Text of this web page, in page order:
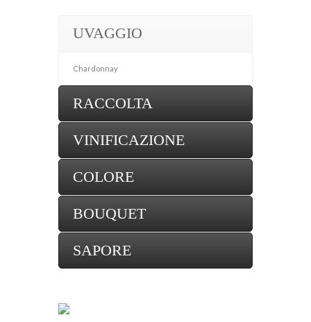
UVAGGIO
Chardonnay
RACCOLTA
VINIFICAZIONE
COLORE
BOUQUET
SAPORE